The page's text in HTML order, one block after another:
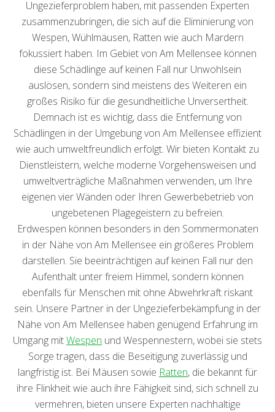
Ungezieferproblem haben, mit passenden Experten
zusammenzubringen, die sich auf die Eliminierung von
Wespen, Wühlmäusen, Ratten wie auch Mardern
fokussiert haben. Im Gebiet von Am Mellensee können
diese Schädlinge auf keinen Fall nur Unwohlsein
auslösen, sondern sind meistens des Weiteren ein
großes Risiko für die gesundheitliche Unversertheit.
Demnach ist es wichtig, dass die Entfernung von
Schädlingen in der Umgebung von Am Mellensee effizient
wie auch umweltfreundlich erfolgt. Wir bieten Kontakt zu
Dienstleistern, welche moderne Vorgehensweisen und
umweltverträgliche Maßnahmen verwenden, um Ihre
eigenen vier Wänden oder Ihren Gewerbebetrieb von
ungebetenen Plagegeistern zu befreien.
Erdwespen können besonders in den Sommermonaten
in der Nähe von Am Mellensee ein größeres Problem
darstellen. Sie beeinträchtigen auf keinen Fall nur den
Aufenthalt unter freiem Himmel, sondern können
ebenfalls für Menschen mit ohne Abwehrkraft riskant
sein. Unsere Partner in der Ungezieferbekämpfung in der
Nähe von Am Mellensee haben genügend Erfahrung im
Umgang mitWespen und Wespennestern, wobei sie stets
Sorge tragen, dass die Beseitigung zuverlässig und
langfristig ist. Bei Mäusen sowie Ratten, die bekannt für
ihre Flinkheit wie auch ihre Fähigkeit sind, sich schnell zu
vermehren, bieten unsere Experten nachhaltige